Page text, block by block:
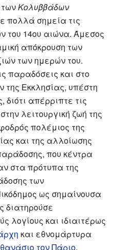
Κολυββάδων
πολλά σημεία τις
του 14ου αιώνα. Άμεσος
απόκρουση των
των ημερών του.
παραδόσεις και στο
Εκκλησίας, υπέστη
διότι απέρριπτε τις
λειτουργική ζωή της
πολέμιος της
και της αλλοίωσης
που κέντρα
στα πρότυπα της
των
ως σημαίνουσα
διατηρούσε
και ιδιαιτέρως
και εθνομάρτυρα
τον Πάριο.